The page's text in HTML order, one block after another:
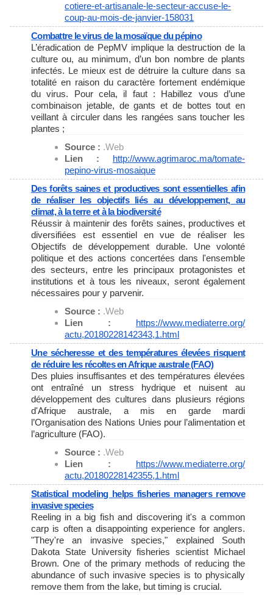
cotiere-et-artisanale-le-secteur-accuse-le-
coup-au-mois-de-janvier-158031
Combattre le virus de la mosaïque du pépino
L’éradication de PepMV implique la destruction de la
culture ou, au minimum, d’un bon nombre de plants
infectés. Le mieux est de détruire la culture dans sa
totalité en raison du caractère fortement endémique
du virus. Pour cela, il faut : Habillez vous d’une
combinaison jetable, de gants et de bottes tout en
veillant à circuler dans les rangées sans toucher les
plantes ;
Source : .Web
Lien : http://www.agrimaroc.ma/tomate-
pepino-virus-mosaique
Des forêts saines et productives sont essentielles afin
de réaliser les objectifs liés au développement, au
climat, à la terre et à la biodiversité
Réussir à maintenir des forêts saines, productives et
diversifiées est essentiel en vue de réaliser les
Objectifs de développement durable. Une volonté
politique et des actions concertées dans l'ensemble
des secteurs, entre les principaux protagonistes et
institutions et à tous les niveaux, seront également
nécessaires pour y parvenir.
Source : .Web
Lien : https://www.mediaterre.org/
actu,20180228142343,1.html
Une sécheresse et des températures élevées risquent
de réduire les récoltes en Afrique australe (FAO)
Des pluies insuffisantes et des températures élevées
ont entraîné un stress hydrique et nuisent au
développement des cultures dans plusieurs régions
d'Afrique australe, a mis en garde mardi
l’Organisation des Nations Unies pour l’alimentation et
l’agriculture (FAO).
Source : .Web
Lien : https://www.mediaterre.org/
actu,20180228142355,1.html
Statistical modeling helps fisheries managers remove
invasive species
Reeling in a big fish and discovering it's a common
carp is often a disappointing experience for anglers.
"They're an invasive species," explained South
Dakota State University fisheries scientist Michael
Brown. One of the primary methods of reducing the
abundance of such invasive species is to physically
remove them from the lake, but timing is crucial.